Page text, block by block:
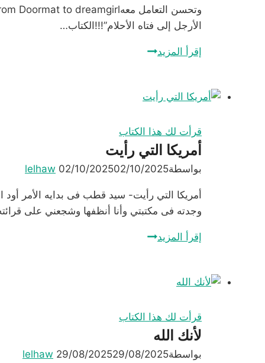
الأرجل إلى فتاه الأحلام”!!!الكتاب…
إقرأ المزيدلماذا
العاهرات؟
قرأت لك هذا الكتاب
أمريكا التي رأيت
بواسطة lelhaw 02/10/202502/10/2025
أمريكا التي رأيت- سيد قطب فى بدايه الأمر أود
وجدته فى مكتبتي وأنا أنظفها وشجعني على
إقرأ المزيدأمريكا
قرأت لك هذا الكتاب
لأنك الله
بواسطة lelhaw 29/08/202529/08/2025